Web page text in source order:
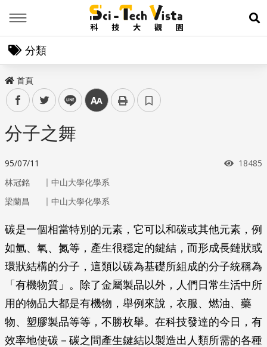
展
分類
首頁
facebooktwitter line 中
分子之舞
95/07/11 瀏覽次
18485
林冠銘 ｜ 中山大學化學系
梁蘭昌
｜ 中山大學化學系
碳是一個相當特別的元素，它可以和碳或其他元素，例
如氫、氧、氮等，產生很穩定的鍵結，而形成長鏈狀或
環狀結構的分子，這類以碳為基礎所組成的分子統稱為
「有機物質」。除了金屬製品以外，人們日常生活中所
用的物品大都是有機物，舉例來說，衣服、燃油、藥
物、塑膠製品等等，不勝枚舉。在科技發達的今日，有
效率地使碳－碳之間產生鍵結以製造出人類所需的各種